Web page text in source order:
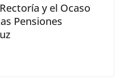
y el Ocaso
Pensiones